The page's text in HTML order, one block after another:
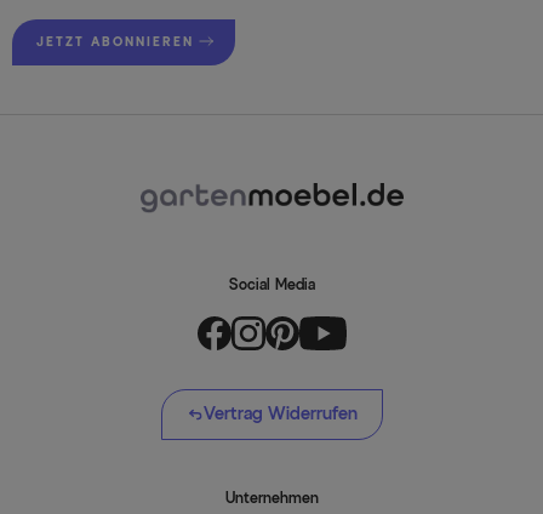
JETZT ABONNIEREN
Social Media
Vertrag Widerrufen
Unternehmen